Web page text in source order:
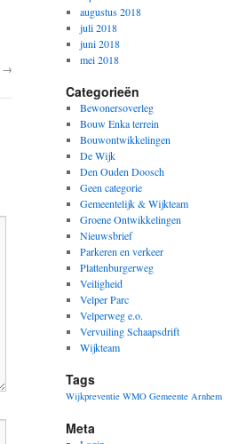
→
augustus 2018
juli 2018
juni 2018
mei 2018
Categorieën
Bewonersoverleg
Bouw Enka terrein
Bouwontwikkelingen
De Wijk
Den Ouden Doosch
Geen categorie
Gemeentelijk & Wijkteam
Groene Ontwikkelingen
Nieuwsbrief
Parkeren en verkeer
Plattenburgerweg
Veiligheid
Velper Parc
Velperweg e.o.
Vervuiling Schaapsdrift
Wijkteam
Tags
Wijkpreventie WMO Gemeente Arnhem
Meta